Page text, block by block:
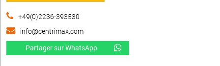
+49(0)2236-393530
info@centrimax.com
Partager sur WhatsApp